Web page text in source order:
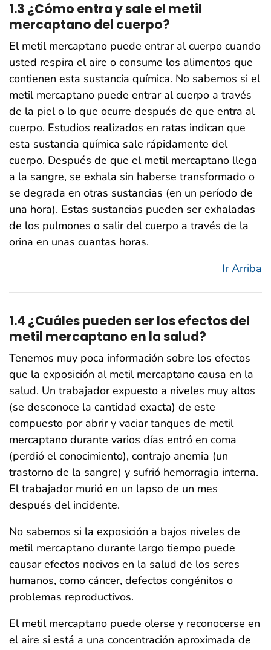
1.3 ¿Cómo entra y sale el metil
mercaptano del cuerpo?
El metil mercaptano puede entrar al cuerpo cuando
usted respira el aire o consume los alimentos que
contienen esta sustancia química. No sabemos si el
metil mercaptano puede entrar al cuerpo a través
de la piel o lo que ocurre después de que entra al
cuerpo. Estudios realizados en ratas indican que
esta sustancia química sale rápidamente del
cuerpo. Después de que el metil mercaptano llega
a la sangre, se exhala sin haberse transformado o
se degrada en otras sustancias (en un período de
una hora). Estas sustancias pueden ser exhaladas
de los pulmones o salir del cuerpo a través de la
orina en unas cuantas horas.
Ir Arriba
1.4 ¿Cuáles pueden ser los efectos del
metil mercaptano en la salud?
Tenemos muy poca información sobre los efectos
que la exposición al metil mercaptano causa en la
salud. Un trabajador expuesto a niveles muy altos
(se desconoce la cantidad exacta) de este
compuesto por abrir y vaciar tanques de metil
mercaptano durante varios días entró en coma
(perdió el conocimiento), contrajo anemia (un
trastorno de la sangre) y sufrió hemorragia interna.
El trabajador murió en un lapso de un mes
después del incidente.
No sabemos si la exposición a bajos niveles de
metil mercaptano durante largo tiempo puede
causar efectos nocivos en la salud de los seres
humanos, como cáncer, defectos congénitos o
problemas reproductivos.
El metil mercaptano puede olerse y reconocerse en
el aire si está a una concentración aproximada de